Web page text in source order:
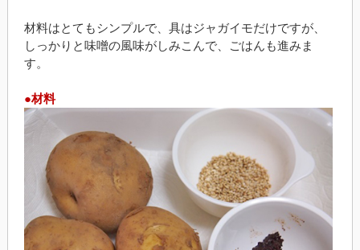
材料はとてもシンプルで、具はジャガイモだけですが、
しっかりと味噌の風味がしみこんで、ごはんも進みま
す。
●材料